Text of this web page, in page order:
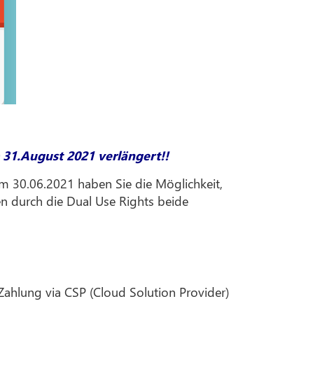
31.August 2021 verlängert!!
30.06.2021 haben Sie die Möglichkeit,
durch die Dual Use Rights beide
via CSP (Cloud Solution Provider)